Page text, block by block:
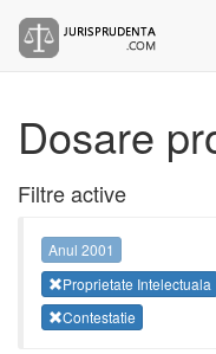
Dosare
Filtre active
Anul 2001
Proprietate Intelectuala
Contestatie